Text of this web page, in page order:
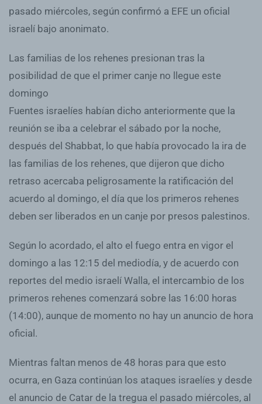
pasado miércoles, según confirmó a EFE un oficial
israelí bajo anonimato.
Las familias de los rehenes presionan tras la
posibilidad de que el primer canje no llegue este
domingo
Fuentes israelíes habían dicho anteriormente que la
reunión se iba a celebrar el sábado por la noche,
después del Shabbat, lo que había provocado la ira de
las familias de los rehenes, que dijeron que dicho
retraso acercaba peligrosamente la ratificación del
acuerdo al domingo, el día que los primeros rehenes
deben ser liberados en un canje por presos palestinos.
Según lo acordado, el alto el fuego entra en vigor el
domingo a las 12:15 del mediodía, y de acuerdo con
reportes del medio israelí Walla, el intercambio de los
primeros rehenes comenzará sobre las 16:00 horas
(14:00), aunque de momento no hay un anuncio de hora
oficial.
Mientras faltan menos de 48 horas para que esto
ocurra, en Gaza continúan los ataques israelíes y desde
el anuncio de Catar de la tregua el pasado miércoles, al